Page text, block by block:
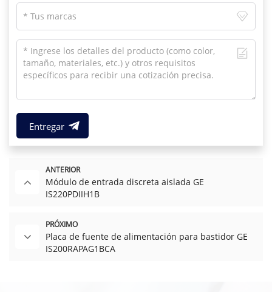
Entregar
ANTERIOR
Módulo de entrada discreta aislada GE
IS220PDIIH1B
PRÓXIMO
Placa de fuente de alimentación para bastidor GE
IS200RAPAG1BCA